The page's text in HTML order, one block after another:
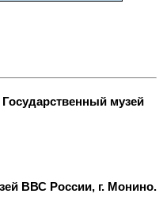
музей
ВВС России, г. Монино.